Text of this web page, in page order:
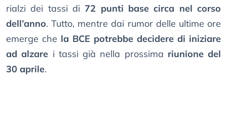
rialzi dei tassi di 72 punti base circa nel corso
dell’anno. Tutto, mentre dai rumor delle ultime ore
emerge che la BCE potrebbe decidere di iniziare
ad alzare i tassi già nella prossima riunione del
30 aprile.